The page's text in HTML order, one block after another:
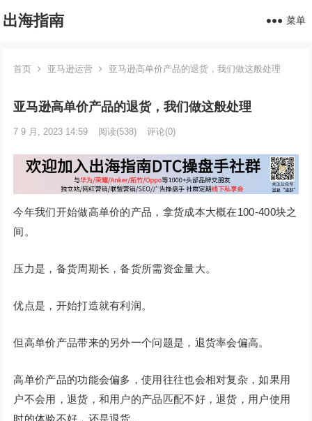
出海指南 菜单
首页 亚马逊运营 亚马逊高单价产品的退货，我们做这般处理
亚马逊高单价产品的退货，我们做这般处理
7 9 月, 2023 14:59 阅读(538) 评论(0)
今年我们开始做高单价的产品，拿货成本大概在100-400块之
间。
压力是，备货周期长，备货所需资金量大。
优点是，开始打造就有利润。
但高单价产品带来的另外一个问题是，退货率会偏高。
高单价产品的功能会偏多，使用往往也会相对复杂，如果用
户不会用，退货，和用户的产品匹配不好，退货，用户使用